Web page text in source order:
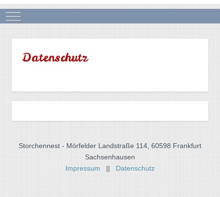
Mobile Menu Toggle
Datenschutz
Storchennest - Mörfelder Landstraße 114, 60598 Frankfurt
Sachsenhausen
Impressum || Datenschutz